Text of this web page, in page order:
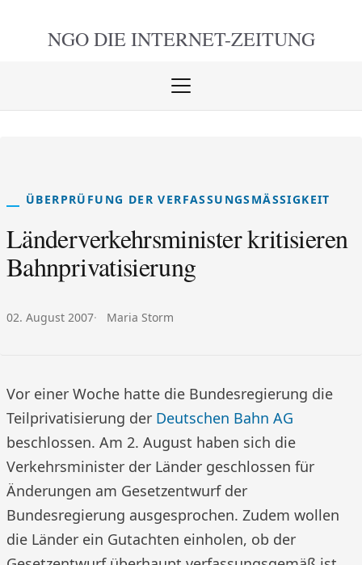
NGO DIE INTERNET-ZEITUNG
Menü
ÜBERPRÜFUNG DER VERFASSUNGSMÄSSIGKEIT
Länderverkehrsminister kritisieren
Bahnprivatisierung
Veröffentlicht am:
02. August 2007 Autor:
Maria Storm
Vor einer Woche hatte die Bundesregierung die
Teilprivatisierung der Deutschen Bahn AG
beschlossen. Am 2. August haben sich die
Verkehrsminister der Länder geschlossen für
Änderungen am Gesetzentwurf der
Bundesregierung ausgesprochen. Zudem wollen
die Länder ein Gutachten einholen, ob der